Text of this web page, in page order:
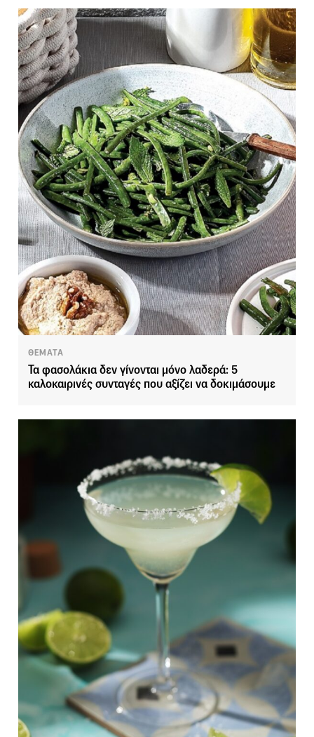
ΘΕΜΑΤΑ
Τα φασολάκια δεν γίνονται μόνο λαδερά: 5
καλοκαιρινές συνταγές που αξίζει να δοκιμάσουμε